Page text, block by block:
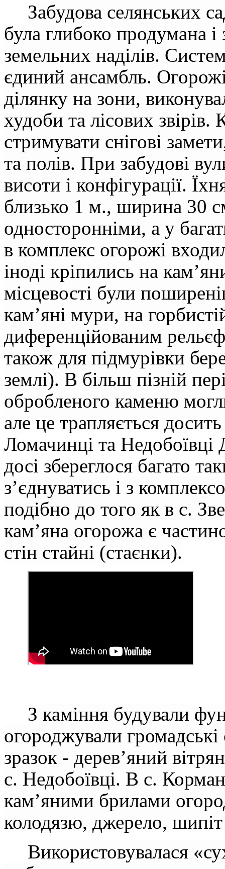
Забудова селянських
була глибоко продумана і
земельних наділів.
єдиний ансамбль.
ділянку на зони,
худоби та лісових
стримувати снігові
та полів. При забудові
висоти і конфігурації.
близько 1 м., ширина 30
односторонніми, а у
в комплекс огорожі
іноді кріпились на
місцевості були
кам’яні мури, на
диференційованим
також для підмурівки
землі). В більш пізній
обробленого каменю
але це трапляється
Ломачинці та
досі збереглося багато
з’єднуватись і з
подібно до того як в с.
кам’яна огорожа є
стін стайні (стаєнки).
З каміння будували
огороджували
зразок - дерев’яний
с. Недобоївці. В с.
кам’яними брилами
колодязю, джерело,
Використовувалася